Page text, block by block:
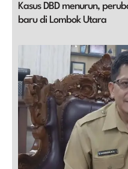
Kasus DBD menurun,
baru di Lombok Utara